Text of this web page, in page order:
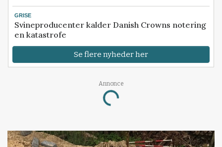
GRISE
Svineproducenter kalder Danish Crowns notering
en katastrofe
Se flere nyheder her
Annonce
Loading...